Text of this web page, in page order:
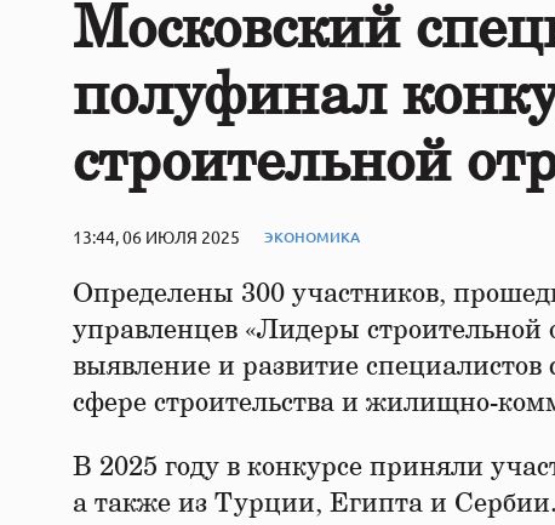
Московский
полуфинал
строительной
13:44, 06 ИЮЛЯ 2025 ЭКОНОМИКА
Определены 300 участников,
управленцев «Лидеры строительной
выявление и развитие
сфере строительства и жилищно-
В 2025 году в конкурсе приняли
а также из Турции, Египта и